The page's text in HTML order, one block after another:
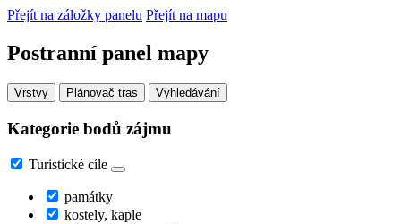
Přejít na záložky panelu Přejít na mapu
Postranní panel mapy
Vrstvy Plánovač tras Vyhledávání
Kategorie bodů zájmu
Turistické cíle
památky
kostely, kaple